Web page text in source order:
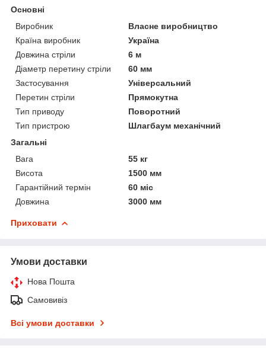
Основні
Виробник
Власне виробництво
Країна виробник
Україна
Довжина стріли
6 м
Діаметр перетину стріли
60 мм
Застосування
Універсальний
Перетин стріли
Прямокутна
Тип приводу
Поворотний
Тип пристрою
Шлагбаум механічний
Загальні
Вага
55 кг
Висота
1500 мм
Гарантійний термін
60 міс
Довжина
3000 мм
Приховати
Умови доставки
Нова Пошта
Самовивіз
Всі умови доставки